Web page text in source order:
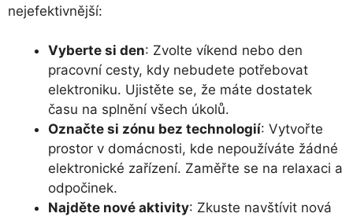
nejefektivnější:
Vyberte si den: Zvolte víkend nebo den
pracovní cesty, kdy nebudete potřebovat
elektroniku. Ujistěte se, že máte dostatek
času na splnění všech úkolů.
Označte si zónu bez technologií: Vytvořte
prostor v domácnosti, kde nepoužíváte žádné
elektronické zařízení. Zaměřte se na relaxaci a
odpočinek.
Najděte nové aktivity: Zkuste navštívit nová